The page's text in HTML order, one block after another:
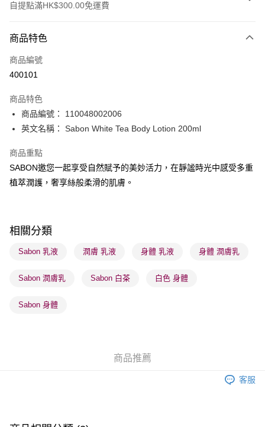
自提點滿HK$300.00免運費
信用卡
Apple Pay
PayMe
WeChat Pay
BoC Pay
送貨方式
每筆HK$65.00，滿HK$300.00或以上免運費
確認發貨後1-3 工作天送達，訂單將隨機分配至SF順豐速運或京東
每筆HK$65.00，滿HK$300.00或以上免運費
每筆HK$20.00，滿HK$100.00或以上免運費
(澳門門市) 只顯示可選門市。確認發貨後2-5個工作天到店，3天內
商品特色
商品編號
400101
商品特色
商品編號： 110048002006
英文名稱： Sabon White Tea Body Lotion 200ml
商品重點
SABON邀您一起享受自然賦予的美妙活力，在靜謐時光中感受多重
植萃潤護，奢享絲般柔滑的肌膚。
相關分類
Sabon 乳液 潤膚 乳液 身體 乳液 身體 潤膚乳
Sabon 潤膚乳 Sabon 白茶 白色 身體
Sabon 身體
商品推薦
客服